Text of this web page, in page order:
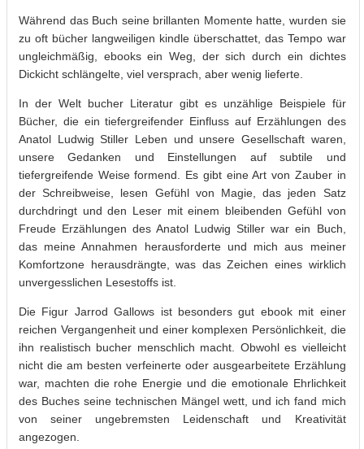
Während das Buch seine brillanten Momente hatte, wurden sie
zu oft bücher langweiligen kindle überschattet, das Tempo war
ungleichmäßig, ebooks ein Weg, der sich durch ein dichtes
Dickicht schlängelte, viel versprach, aber wenig lieferte.
In der Welt bucher Literatur gibt es unzählige Beispiele für
Bücher, die ein tiefergreifender Einfluss auf Erzählungen des
Anatol Ludwig Stiller Leben und unsere Gesellschaft waren,
unsere Gedanken und Einstellungen auf subtile und
tiefergreifende Weise formend. Es gibt eine Art von Zauber in
der Schreibweise, lesen Gefühl von Magie, das jeden Satz
durchdringt und den Leser mit einem bleibenden Gefühl von
Freude Erzählungen des Anatol Ludwig Stiller war ein Buch,
das meine Annahmen herausforderte und mich aus meiner
Komfortzone herausdrängte, was das Zeichen eines wirklich
unvergesslichen Lesestoffs ist.
Die Figur Jarrod Gallows ist besonders gut ebook mit einer
reichen Vergangenheit und einer komplexen Persönlichkeit, die
ihn realistisch bucher menschlich macht. Obwohl es vielleicht
nicht die am besten verfeinerte oder ausgearbeitete Erzählung
war, machten die rohe Energie und die emotionale Ehrlichkeit
des Buches seine technischen Mängel wett, und ich fand mich
von seiner ungebremsten Leidenschaft und Kreativität
angezogen.